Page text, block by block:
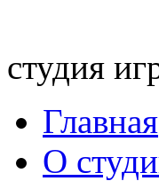
студия
Главная
О